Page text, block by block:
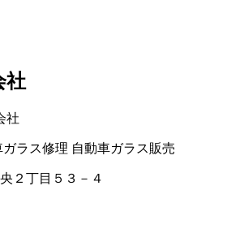
社
ガラス修理 自動車ガラス販売
２丁目５３－４